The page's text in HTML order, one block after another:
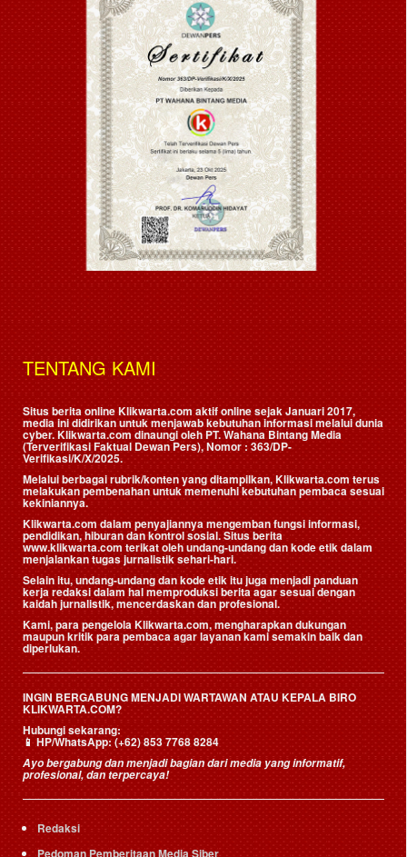
TENTANG KAMI
Situs berita online Klikwarta.com aktif online sejak Januari 2017,
media ini didirikan untuk menjawab kebutuhan informasi melalui dunia
cyber. Klikwarta.com dinaungi oleh PT. Wahana Bintang Media
(Terverifikasi Faktual Dewan Pers), Nomor : 363/DP-
Verifikasi/K/X/2025.
Melalui berbagai rubrik/konten yang ditampilkan, Klikwarta.com terus
melakukan pembenahan untuk memenuhi kebutuhan pembaca sesuai
kekiniannya.
Klikwarta.com dalam penyajiannya mengemban fungsi informasi,
pendidikan, hiburan dan kontrol sosial. Situs berita
www.klikwarta.com terikat oleh undang-undang dan kode etik dalam
menjalankan tugas jurnalistik sehari-hari.
Selain itu, undang-undang dan kode etik itu juga menjadi panduan
kerja redaksi dalam hal memproduksi berita agar sesuai dengan
kaidah jurnalistik, mencerdaskan dan profesional.
Kami, para pengelola Klikwarta.com, mengharapkan dukungan
maupun kritik para pembaca agar layanan kami semakin baik dan
diperlukan.
INGIN BERGABUNG MENJADI WARTAWAN ATAU KEPALA BIRO
KLIKWARTA.COM?
Hubungi sekarang:
📱HP/WhatsApp:(+62) 853 7768 8284
Ayo bergabung dan menjadi bagian dari media yang informatif,
profesional, dan terpercaya!
Redaksi
Pedoman Pemberitaan Media Siber